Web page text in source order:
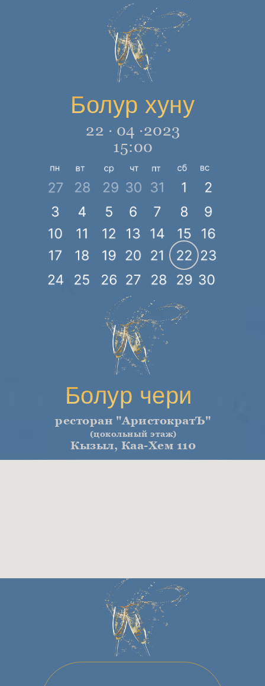
ресторан "АристократЪ"
Кызыл, Каа-Хем 110
22 · 04 ·2023
15:00
Болур хуну
Болур чери
(цокольный этаж)